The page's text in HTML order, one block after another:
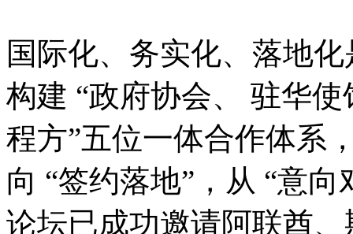
国际化、务实化、落地
构建 “政府协会、 驻华
程方”五位一体合作体系
向 “签约落地”，从 “意
论坛已成功邀请阿联酋